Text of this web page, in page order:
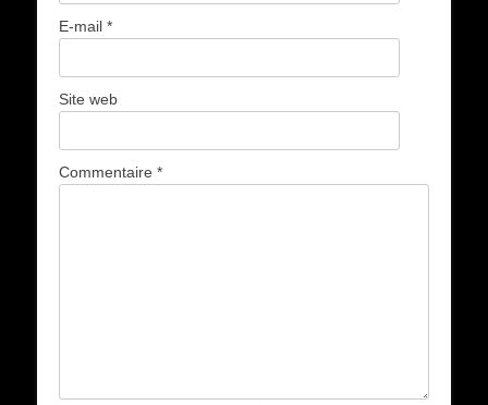
E-mail *
Site web
Commentaire *